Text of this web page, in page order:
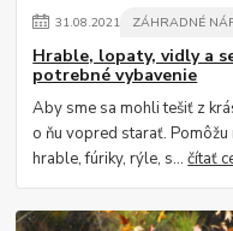
31.08.2021 ZÁHRADNÉ
Hrable, lopaty, vidly a
potrebné vybavenie
Aby sme sa mohli tešiť z
o ňu vopred starať.
hrable, fúriky, rýle, s...čítať